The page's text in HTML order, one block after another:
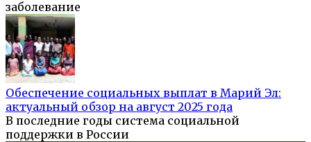
заболевание
Обеспечение социальных выплат в Марий Эл:
актуальный обзор на август 2025 года
В последние годы система социальной
поддержки в России